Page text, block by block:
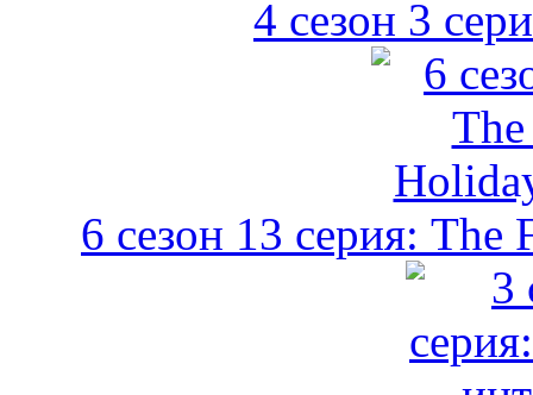
4 сезон 3
6 сезон 13 серия: The